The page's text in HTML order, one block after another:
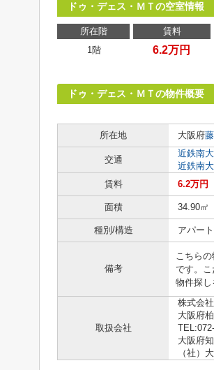
ドゥ・デェス・ＭＴの空室情報
所在階 賃料
1階
6.2万円
ドゥ・デェス・ＭＴの物件概要
所在地
大阪府
交通
近鉄南
近鉄南
賃料
6.2万円
面積 34.90㎡
種別/構造 アパー
備考
こちら
です。
物件探し
取扱会社
株式会
大阪府
大阪府
（社）